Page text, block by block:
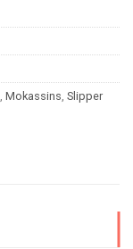
Mokassins Slipper